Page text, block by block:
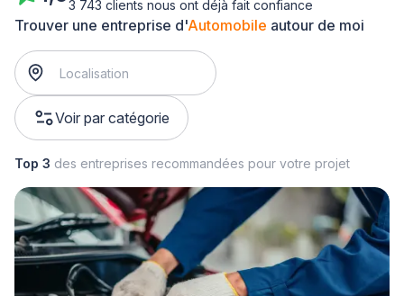
Trouver une entreprise d'Automobile autour de moi
Voir par catégorie
3 743 clients nous ont déjà fait confiance
Top 3 des entreprises recommandées pour votre projet